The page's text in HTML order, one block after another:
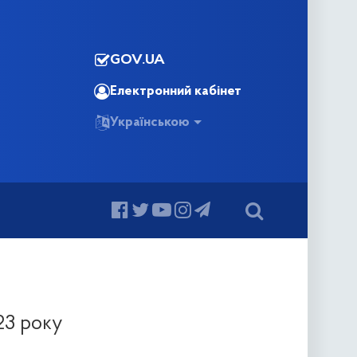
GOV.UA
Електронний кабінет
Українською
року